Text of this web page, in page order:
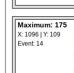
Maximum: 175
X: 1096 | Y: 109
Event: 14